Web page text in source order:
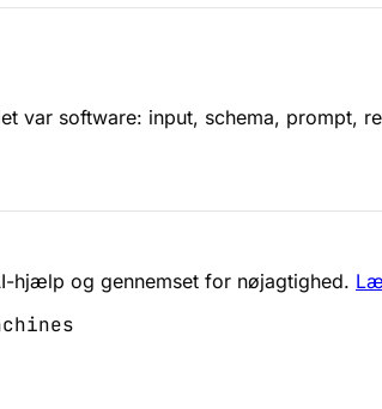
var software: input, schema, prompt,
hjælp og gennemset for nøjagtighed.